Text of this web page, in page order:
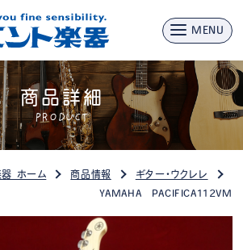
MENU
商品詳細
PRODUCT
器 ホーム 商品情報
ギター・ウクレレ
YAMAHA PACIFICA112VM